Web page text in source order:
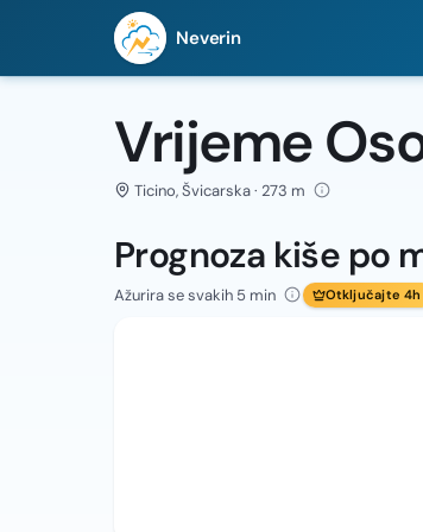
Neverin
Vrijeme
Ticino, Švicarska · 273 m
Prognoza kiše po
Ažurira se svakih 5 min Otključajte 4h